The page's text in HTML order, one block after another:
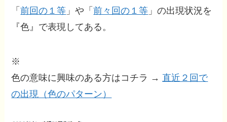
「前回の１等 」や「前々回の１等 」の出現状況を
『色』で表現してある。
※
色の意味に興味のある方はコチラ → 直近２回で
の出現（色のパターン）